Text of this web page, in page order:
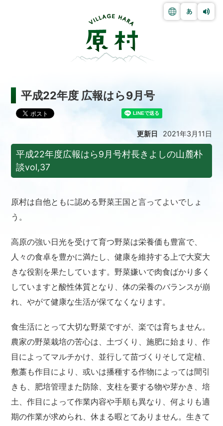
平成22年度 広報はら9月号
更新日 2021年3月11日
平成22年度広報はら9月号村長きよしの山麓朴
談vol,37
原村は自他ともに認める野菜王国と言ってよいでしょ
う。
高原の強い日光を受けて育つ野菜は栄養価も豊富で、
人々の食卓を豊かに満たし、健康を維持する上で大変大
きな役割を果たしています。野菜嫌いで肉食ばかり多く
していますと酸性体質となり、体の栄養のバランスが崩
れ、やがて健康な生活が保てなくなります。
食生活にとって大切な野菜ですが、楽では育ちません。
農家の野菜栽培の苦心は、土づくり、施肥に始まり、作
目によってマルチかけ、並行して苗づくりそして定植、
敷藁も作目により、或いは播種する作物によっては間引
きも、肥培管理また防除、支柱を要する物や芽かき、培
土、作目によって作業内容や手順も異なり、何よりも適
期の作業が求められ、休まる暇とてありません。生きて